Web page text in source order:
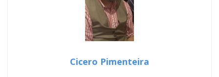
Cicero Pimenteira